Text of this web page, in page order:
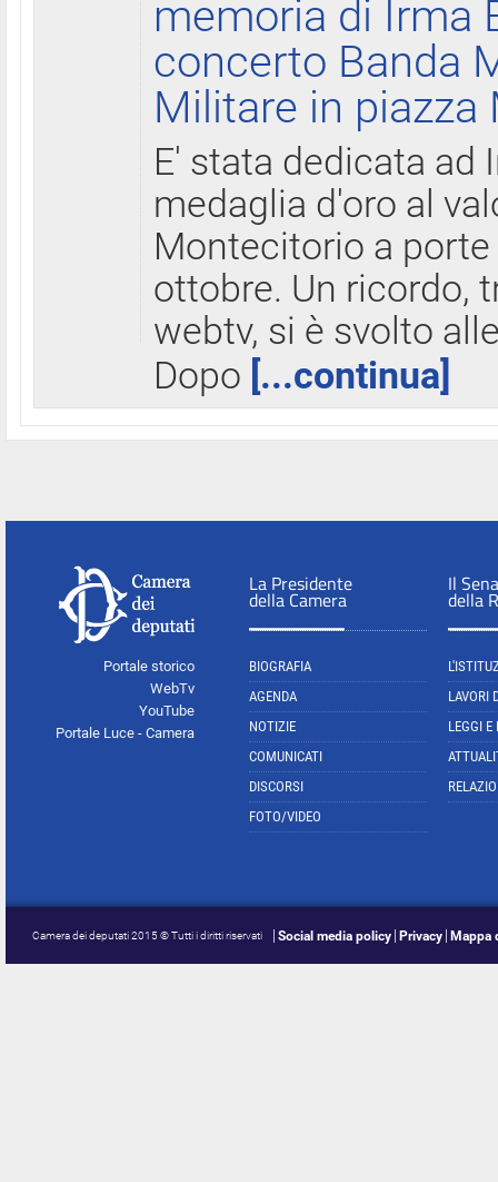
memoria di Irma
concerto Banda
Militare in
E' stata dedicata ad
medaglia d'oro al
Montecitorio a
ottobre. Un ricordo,
webtv, si è svolto
Dopo [...continua]
Portale storico
WebTv
YouTube
Portale Luce - Camera
La Presidente
della Camera
BIOGRAFIA
AGENDA
NOTIZIE
COMUNICATI
DISCORSI
FOTO/VIDEO
Il
della
LAVORI
LEGGI E
Camera dei deputati 2015 © Tutti i diritti riservati Social media policy Privacy Mappa